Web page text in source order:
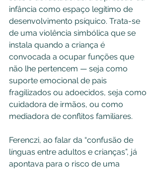
infância como espaço legítimo de
desenvolvimento psíquico. Trata-se
de uma violência simbólica que se
instala quando a criança é
convocada a ocupar funções que
não lhe pertencem — seja como
suporte emocional de pais
fragilizados ou adoecidos, seja como
cuidadora de irmãos, ou como
mediadora de conflitos familiares.
Ferenczi, ao falar da “confusão de
línguas entre adultos e crianças”, já
apontava para o risco de uma